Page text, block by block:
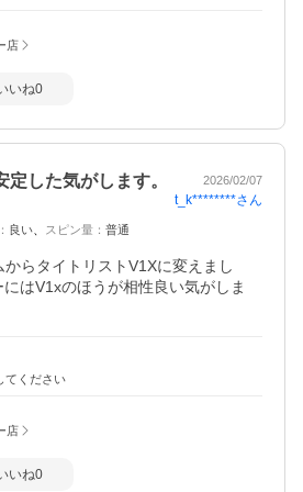
店
いね0
した気がします。 2026/02/07
t_k********さん
： 良い スピン量 ： 普通
らタイトリストV1Xに変えまし
はV1xのほうが相性良い気がしま
てください
店
いね0